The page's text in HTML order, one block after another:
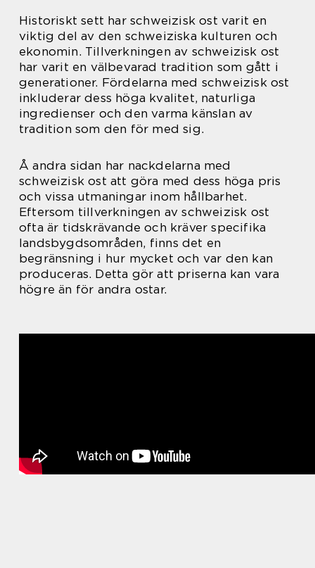
Historiskt sett har schweizisk ost varit en
viktig del av den schweiziska kulturen och
ekonomin. Tillverkningen av schweizisk ost
har varit en välbevarad tradition som gått i
generationer. Fördelarna med schweizisk ost
inkluderar dess höga kvalitet, naturliga
ingredienser och den varma känslan av
tradition som den för med sig.
Å andra sidan har nackdelarna med
schweizisk ost att göra med dess höga pris
och vissa utmaningar inom hållbarhet.
Eftersom tillverkningen av schweizisk ost
ofta är tidskrävande och kräver specifika
landsbygdsområden, finns det en
begränsning i hur mycket och var den kan
produceras. Detta gör att priserna kan vara
högre än för andra ostar.